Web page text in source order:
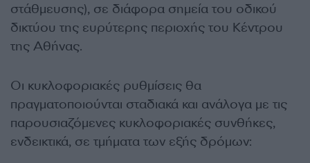
στάθμευσης), σε διάφορα σημεία του οδικού
δικτύου της ευρύτερης περιοχής του Κέντρου
της Αθήνας.
Οι κυκλοφοριακές ρυθμίσεις θα
πραγματοποιούνται σταδιακά και ανάλογα με τις
παρουσιαζόμενες κυκλοφοριακές συνθήκες,
ενδεικτικά, σε τμήματα των εξής δρόμων: